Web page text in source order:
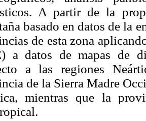
A partir de la
basado en datos de la
de esta zona
a datos de mapas de
a las regiones
de la Sierra Madre
mientras que la